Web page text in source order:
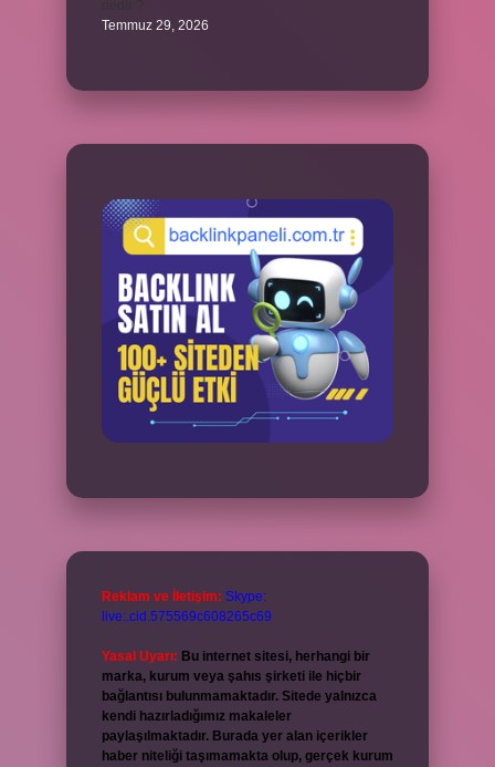
Temmuz 29, 2026
Reklam ve İletişim: Skype:
live:.cid.575569c608265c69
Yasal Uyarı: Bu internet sitesi, herhangi bir
marka, kurum veya şahıs şirketi ile hiçbir
bağlantısı bulunmamaktadır. Sitede yalnızca
kendi hazırladığımız makaleler
paylaşılmaktadır. Burada yer alan içerikler
haber niteliği taşımamakta olup, gerçek kurum